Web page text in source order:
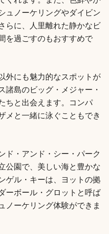
ュノーケリングやダイビン
らに、人里離れた静かなビ
を過ごすのもおすすめで
外にも魅力的なスポットが
島のビッグ・メジャー・
ちと出会えます。コンパ
メと一緒に泳ぐこともでき
ド・アンド・シー・パーク
公園で、美しい海と豊かな
ゲル・キーは、ヨットの拠
ーボール・グロットと呼ば
ノーケリング体験ができま